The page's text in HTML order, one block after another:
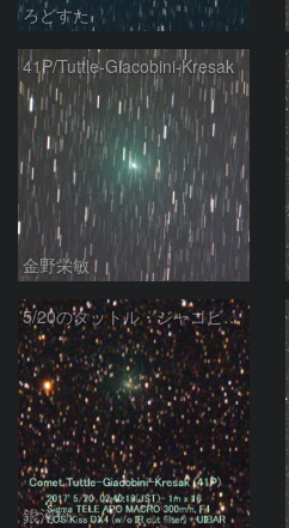
ろどすた
41P/Tuttle-Giacobini-Kresak
金野栄敏
5/20のタットル・ジャコビニ・クレサク彗星(41P)
銀河☆